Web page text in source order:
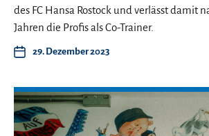
des FC Hansa Rostock und verlässt damit
Jahren die Profis als Co-Trainer.
29. Dezember 2023